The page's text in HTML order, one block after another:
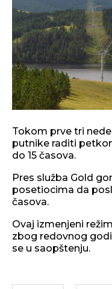
Tokom prve tri
putnike raditi
do 15 časova.
Pres služba Gold
posetiocima da
časova.
Ovaj izmenjeni
zbog redovnog
se u saopštenju.